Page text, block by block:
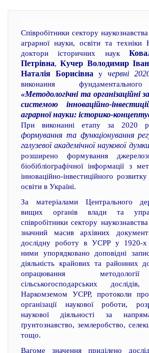
Співробітники сектору наукознавства
аграрної науки, освіти та
доктори історичних наук
Петрівна,Кучер Володимир
Наталія Борисівна у червні
виконання
«Методологічні та організаційні
системою інноваційно-
аграрної науки: історико-
При виконанні етапу за 2020
формування та функціонування
галузевої академічної наукової
розширено формування
біобібліографічної інформації з
інноваційно-інвестиційного
освіти в Україні.
За матеріалами Центрального
вищих органів влади та
співробітники сектору
значний масив архівних
дослідну роботу в УСРР у 1920-х
ними упорядковано доповідні
діяльність крайових та районних
опрацювання
сільськогосподарських
Наркомземом УСРР, протоколи
організації наукової роботи,
наукової діяльності за
ґрунтознавство, землеробство,
тощо.
Вагоме значення приділено